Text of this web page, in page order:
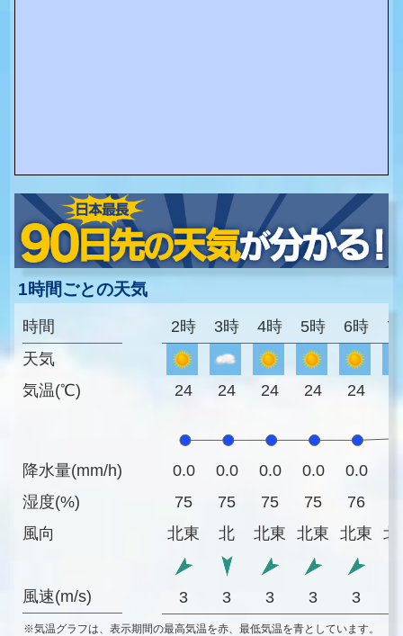
1時間ごとの天気
時間
天気
気温(℃)
降水量(mm/h)
湿度(%)
風向
風速(m/s)
2時 3時 4時 5時 6時 7
24 24 24 24 24
0.0 0.0 0.0 0.0 0.0
75
75 75 75 76
北東
北 北東 北東 北東 北
3 3 3 3 3
※気温グラフは、表示期間の最高気温を赤、最低気温を青としています。